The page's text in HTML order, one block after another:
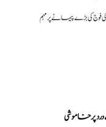
بڑے پیمانے پر مہم